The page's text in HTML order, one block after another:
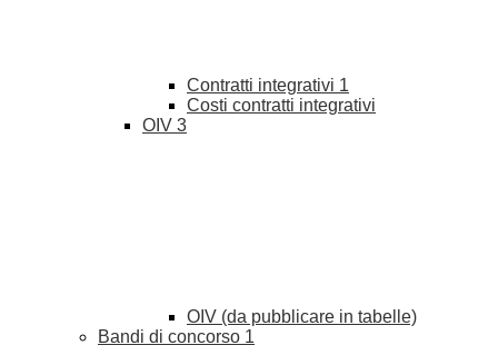
Contratti integrativi 1
Costi contratti integrativi
OIV 3
OIV (da pubblicare in tabelle)
Bandi di concorso 1